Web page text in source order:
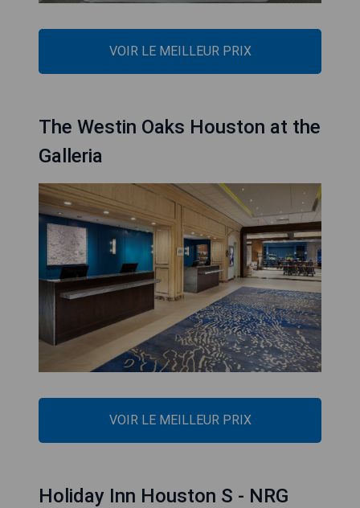
VOIR LE MEILLEUR PRIX
The Westin Oaks Houston at the
Galleria
VOIR LE MEILLEUR PRIX
Holiday Inn Houston S - NRG